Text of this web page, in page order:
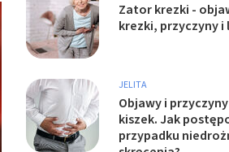
Zator krezki -
krezki, przyczyny i
JELITA
Objawy i
kiszek. Jak
przypadku